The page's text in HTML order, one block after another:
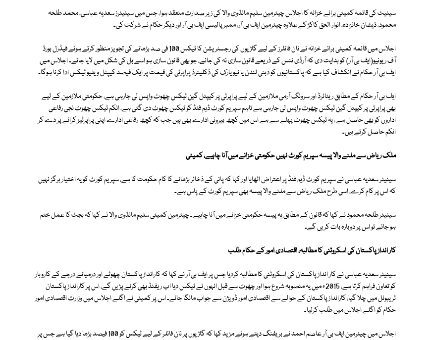
سینیٹ کی قائمہ کمیٹی برائے خزانہ کا اجلاس چیئرمین سلیم مانڈوی والا کی زیر صدارت منعقد ہوا، جس میں سینیٹرز سعدیہ عباسی، محمد طلحہ
محمود، ذیشان خانزادہ، انوار الحق کاکڑ کے علاوہ چیئرمین ایف بی آر، ممبر پالیسی ایف بی آر اور دیگر حکام نے شرکت کی۔
اجلاس میں قائمہ کمیٹی برائے خزانہ نے نان فائلرز کے لیے گاڑیوں کی رجسٹریشن کا ٹیکس 100 فی صد بڑھانے کی تجویز منظور کرتے ہوئے فیڈرل بورڈ
آف ریونیو(ایف بی آر) کو ہدایت دی کہ آرڈی ننس کے ذریعے قانون سازی نہ کی جائے، جو بھی قانون سازی ہو اسے بل کی شکل میں لایا جائے۔ اجلاس میں
ایف بی آر حکام نے انکشاف کیا ہے کہ پاکستانیوں کو دبئی لندن یا نیویارک کی ڈکلیئرڈ پراپرٹی کی قیمت پر ایک فیصد کیپٹل ویلیو ٹیکس ادا کرنا ہوگا۔
ایف بی آر حکام کے مطابق ریٹائرڈ اور سرونگ آرمی ملازمین کے لیے پراپرٹی پر کیپٹل گین ٹیکس چھوٹ واپس لی جارہی ہے، حکومتی ملازمین کے لیے
بھی پراپرٹی پر کیپٹل گین ٹیکس چھوٹ واپس لی جارہی ہے تاہم سپریم کورٹ ڈیم فنڈ کو ٹیکس چھوٹ دی گئی ہے، انکم ٹیکس چھوٹ نجی رفاعی
اداروں کو بھی حاصل ہے ، یہ ٹیکس چھوٹ پہلے سے ہے اس میں کچھ بیرونی ادارے بھی ہیں جب کہ کچھ رفاعی ادارے اپنی پراپرٹیز کرائے پر دے کر
انکم حاصل کرتے ہیں۔
ملک ریاض سے ملنے والا پیسہ سپریم کورٹ نہیں حکومتی خزانے میں آنا چاہیے، کمیٹی
سینیٹر سعدیہ عباسی نے سپریم کورٹ ڈیم فنڈ پر اعتراض اٹھایا اور کہا کہ پانی کے ذخائر بڑھانے کا کام حکومت کا ہے، سپریم کورٹ کو یہ اختیار ہرگز نہیں
کہ اس پر کام کرے، اسی طرح ملک ریاض سے ملنے والا پیسہ بھی سپریم کورٹ کے پاس ہے۔
سینیٹر طلحہ محمود نے کہا کہ قانون کے مطابق یہ پیسہ حکومتی خزانے میں آنا چاہیے۔ چیئرمین کمیٹی سلیم مانڈوی والا نے کہا کہ بجٹ کا عمل ختم
ہو جائے تو اس پر دوبارہ بات کریں گے۔
کار انداز پاکستان کی اسکروٹنی کا مطالبہ، اقتصادی امور کے حکام طلب
سینیٹر سعدیہ عباسی نے کار انداز پاکستان کی اسکروٹنی کا مطالبہ کردیا جس پر ایف بی آر نے کہا کہ کارانداز پاکستان چھوٹے اور درمیانے درجے کے کاروبار
کو تعاون فراہم کرتا ہے، 2015ء میں یہ منصوبہ شروع ہوا اور چھوٹ سے قبل انہوں نے ٹیکس دیا اب ریفنڈ بھی کرنے پڑیں گے، اس پر کارانداز پاکستان
ٹریبونل میں چلا گیا، کارانداز پاکستان کے حوالے سے اقتصادی امور ڈویژن سے جواب مانگا جائے۔ اس پر کمیٹی نے اگلے اجلاس میں وزارت اقتصادی امور
حکام کو اگلے اجلاس میں طلب کرلیا۔
اجلاس میں چیئرمین ایف بی آر عاصم احمد نے بریفنگ دیتے ہوئے مزید کہا کہ گاڑیوں پر نان فائلر کے لیے ٹیکس کو 100 فیصد بڑھا دیا گیا ہے جس پر